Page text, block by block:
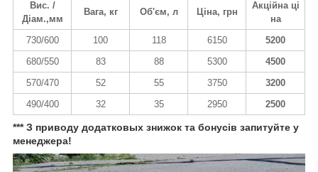
Вис. /
Діам.,мм
Вага, кг Об'єм, л Ціна, грн
Акційна ці
на
730/600
100 118 6150
5200
680/550
83 88 5300
4500
570/470
52 55 3750
3200
490/400
32 35 2950 2500
*** З приводу додатковых знижок та бонусів запитуйте у
менеджера!